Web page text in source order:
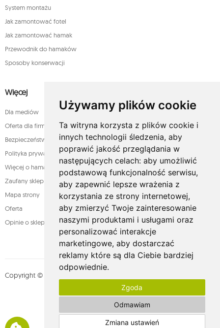
Używamy plików cookie
Ta witryna korzysta z plików cookie i
innych technologii śledzenia, aby
poprawić jakość przeglądania w
następujących celach: aby umożliwić
podstawową funkcjonalność serwisu,
aby zapewnić lepsze wrażenia z
korzystania ze strony internetowej,
aby zmierzyć Twoje zainteresowanie
naszymi produktami i usługami oraz
personalizować interakcje
marketingowe, aby dostarczać
reklamy które są dla Ciebie bardziej
odpowiednie.
Zgoda
Odmawiam
Zmiana ustawień
System montażu
Jak zamontować fotel
Jak zamontować hamak
Przewodnik do hamaków
Sposoby konserwacji
Więcej
Dla mediów
Oferta dla firm
Bezpieczeństwo płatności
Polityka prywatności
Więcej o hamakach
Zaufany sklep
Mapa strony
Oferta
Opinie o sklepie
Copyright © whamaku.pl. Wszystkie prawa zastrzeżone. Designed by
MOUTON interactive